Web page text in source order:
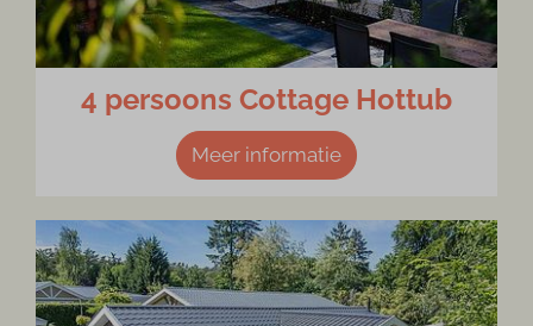
4 persoons Cottage Hottub
Meer informatie